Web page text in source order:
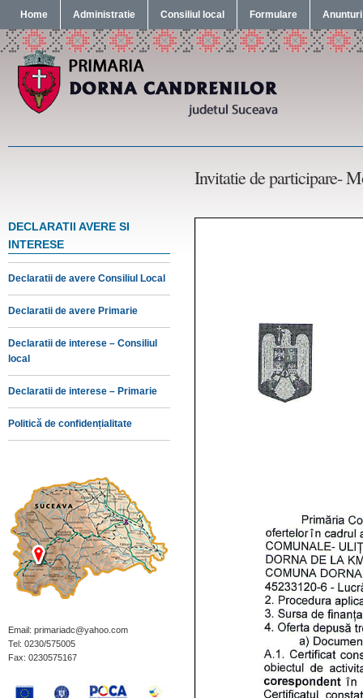
Home Administratie Consiliul local Formulare Anunturi
Invitatie de participare-
DECLARATII AVERE SI
INTERESE
Declaratii de avere Consiliul Local
Declaratii de avere Primarie
Declaratii de interese – Consiliul
local
Declaratii de interese – Primarie
Politică de confidențialitate
Email: primariadc@yahoo.com
Tel: 0230/575005
Fax: 0230575167